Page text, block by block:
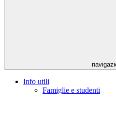
Info utili
Famiglie e studenti